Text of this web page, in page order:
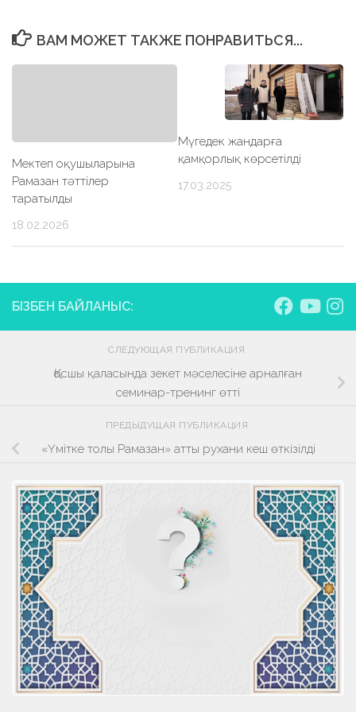
ВАМ МОЖЕТ ТАКЖЕ ПОНРАВИТЬСЯ...
Мектеп оқушыларына
Рамазан тәттілер
таратылды
18.02.2026
Мүгедек жандарға
қамқорлық көрсетілді
17.03.2025
БІЗБЕН БАЙЛАНЫС:
СЛЕДУЮЩАЯ ПУБЛИКАЦИЯ
Қосшы қаласында зекет мәселесіне арналған
семинар-тренинг өтті
ПРЕДЫДУЩАЯ ПУБЛИКАЦИЯ
«Үмітке толы Рамазан» атты рухани кеш өткізілді